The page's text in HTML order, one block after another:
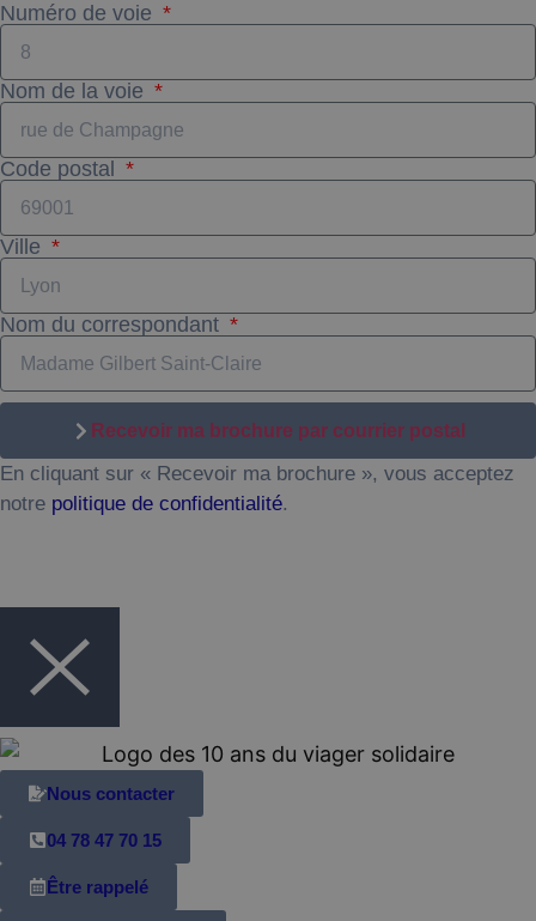
Numéro de voie
Nom de la voie
Code postal
Ville
Nom du correspondant
Recevoir ma brochure par courrier postal
En cliquant sur « Recevoir ma brochure », vous acceptez
notre politique de confidentialité.
Nous contacter
04 78 47 70 15
Être rappelé